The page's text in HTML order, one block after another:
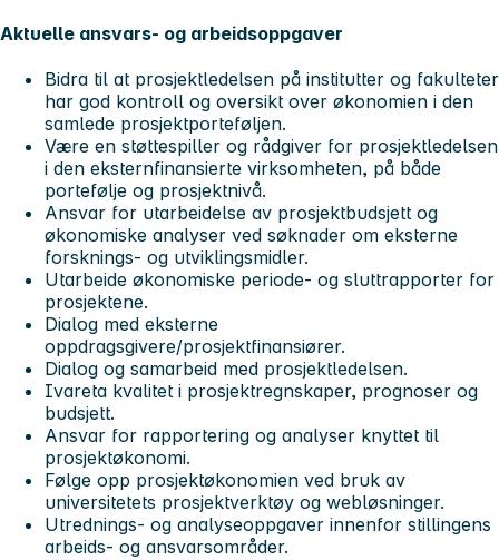
Aktuelle ansvars- og arbeidsoppgaver
Bidra til at prosjektledelsen på institutter og fakulteter
har god kontroll og oversikt over økonomien i den
samlede prosjektporteføljen.
Være en støttespiller og rådgiver for prosjektledelsen
i den eksternfinansierte virksomheten, på både
portefølje og prosjektnivå.
Ansvar for utarbeidelse av prosjektbudsjett og
økonomiske analyser ved søknader om eksterne
forsknings- og utviklingsmidler.
Utarbeide økonomiske periode- og sluttrapporter for
prosjektene.
Dialog med eksterne
oppdragsgivere/prosjektfinansiører.
Dialog og samarbeid med prosjektledelsen.
Ivareta kvalitet i prosjektregnskaper, prognoser og
budsjett.
Ansvar for rapportering og analyser knyttet til
prosjektøkonomi.
Følge opp prosjektøkonomien ved bruk av
universitetets prosjektverktøy og webløsninger.
Utrednings- og analyseoppgaver innenfor stillingens
arbeids- og ansvarsområder.